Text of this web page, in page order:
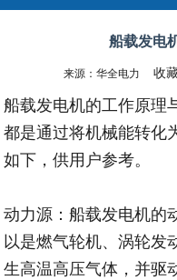
船载发电
来源：华全电力收
船载发电机的工作原理
都是通过将机械能转化
如下，供用户参考。
动力源：船载发电机的
以是燃气轮机、涡轮发
生高温高压气体，并驱